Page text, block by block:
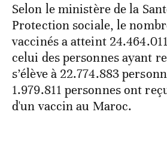
Selon le ministère de la
Protection sociale, le
vaccinés a atteint
celui des personnes ayant
s’élève à 22.774.883
1.979.811 personnes ont
d'un vaccin au Maroc.